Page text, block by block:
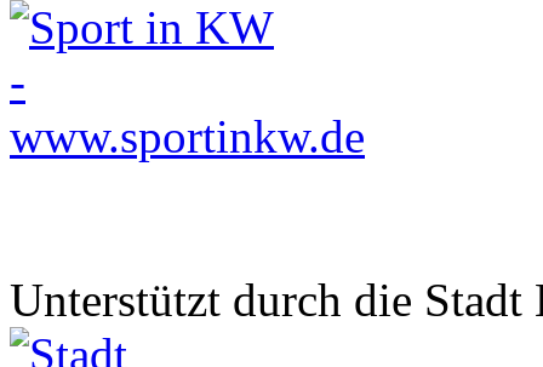
Unterstützt durch die Stadt